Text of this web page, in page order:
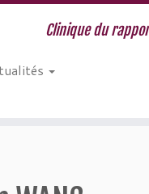
Clinique du